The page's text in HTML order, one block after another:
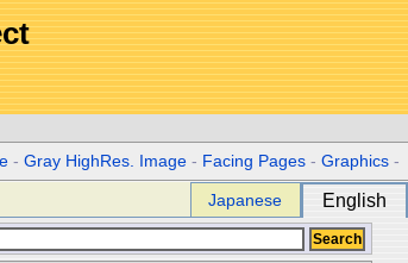
-Gray HighRes. Image - Facing Pages -Graphics -
Japanese English